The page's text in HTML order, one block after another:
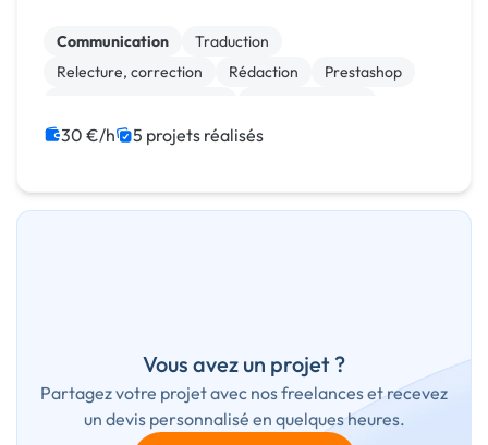
Passionnée par l’apprentissage et la création, j’ai...
Communication
Traduction
Relecture, correction
Rédaction
Prestashop
Migration ou refonte de site
30 €/h 5 projets réalisés
Vous avez un projet ?
Partagez votre projet avec nos freelances et recevez
un devis personnalisé en quelques heures.